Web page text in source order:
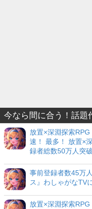
今なら間に合う！話題
放置×深淵探索
速！ 最多！ 放置×
録者総数50万人突破
事前登録者数45万
ス』わしゃがなTV
放置×深淵探索